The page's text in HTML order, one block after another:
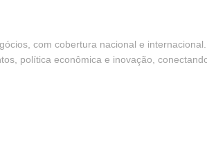
com cobertura nacional e
política econômica e inovação,